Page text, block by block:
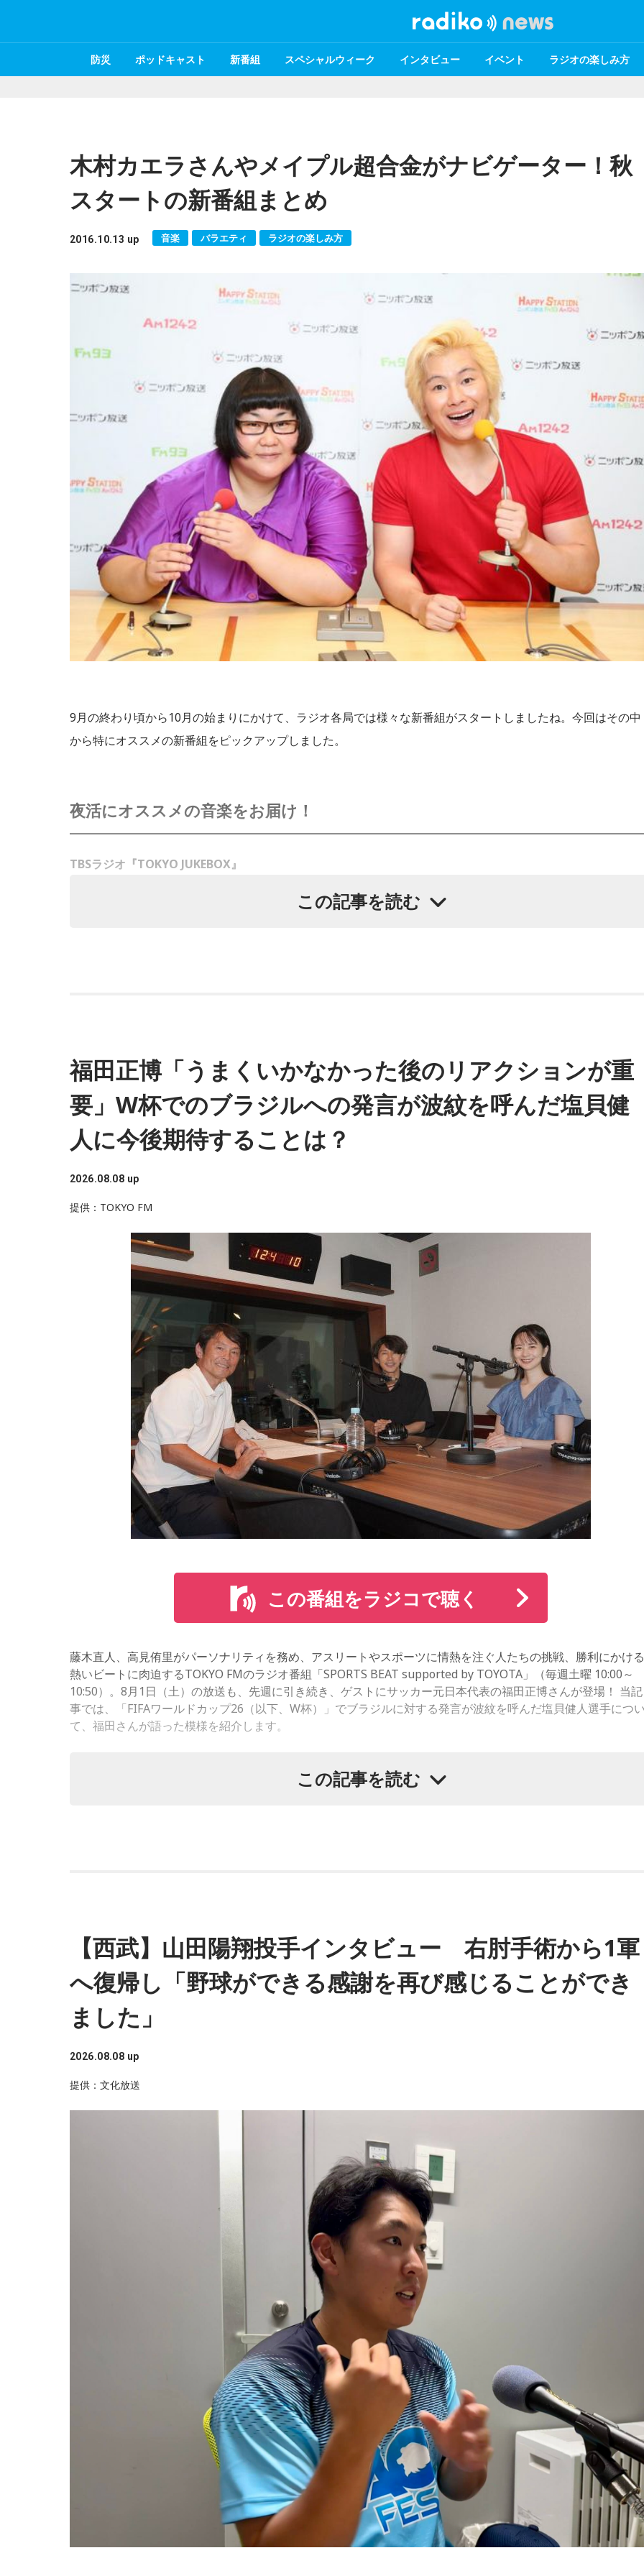
防災 ポッドキャスト 新番組 スペシャルウィーク インタビュー イベント ラジオの楽しみ方
木村カエラさんやメイプル超合金がナビゲーター！秋
スタートの新番組まとめ
2016.10.13 up 音楽 バラエティ ラジオの楽しみ方
9月の終わり頃から10月の始まりにかけて、ラジオ各局では様々な新番組がスタートしましたね。今回はその中
から特にオススメの新番組をピックアップしました。
夜活にオススメの音楽をお届け！
TBSラジオ『TOKYO JUKEBOX』
「夜空を見ながら口説くときに聴かせる曲」「夜、悩み相談してきた後輩にアドバイスと共に贈る曲」など、夜
自由な2人が台本なしで語り合う1時間
■放送日時：毎週土曜日 19時～20時
■パーソナリティ：いとうせいこう、みうらじゅん
メイプル超合金がラジオ初レギュラー！
ニッポン放送『新発見！有楽町合金』
メイプル超合金がラジオのレギュラーパーソナリティに初挑戦します。メイプル超合金らしさ溢れるトークに、
コーナー企画やリスナーとのコミュニケーションも予定しています！
■放送日時：毎週土曜日 18時～20時
■パーソナリティ：メイプル超合金 （カズレーサー、安藤なつ）
木村カエラさんと“cosmic”のように無限につながる30分
人気女性アーティストの木村カエラさんが約7年ぶりに全国ネットのFMラジオでレギュラーパーソナリティを務
めます。木村カエラさんの近況や、意外な素顔にも出会えるかもしれません！
いま聴くべきフレッシュな音楽を発掘していく新しい音楽プログラム！ 話題のアーティストからネクストブレイ
ク間違いなしのニューカマーまでいち早くチェックします。
■放送時間：月曜日～木曜日の23時30分～25時
■ナビゲーター:藤田琢己
■日替わりの出演者
頑張る女性を応援する爽やかなプログラム
ラジオ日本『Hello！I,Radio－ハロー！アイレディオ－』
この番組を聴いて気持ちのいい一日に！をコンセプトに仕事、グルメ、ファッション、お金、恋愛など身の回り
の話題や情報を素敵な音楽とともに、落ち着いた女性目線でお伝えします。
■放送日時：月曜日～木曜日 9時～11時30分
■パーソナリティ：栗原美季、夏江紘実、瀧口俊介
柴田阿弥さんがSKE48卒業後、初メインのラジオレギュラーに！
MBSラジオ『ザ・ヒットスタジオ 火曜日』
SKE48を卒業後、初メインのラジオレギュラー番組となる柴田阿弥さんとセントフォース関西所属の伊東紗冶子
この記事を読む
福田正博「うまくいかなかった後のリアクションが重
要」W杯でのブラジルへの発言が波紋を呼んだ塩貝健
人に今後期待することは？
2026.08.08 up
提供：TOKYO FM
この番組をラジコで聴く
藤木直人、高見侑里がパーソナリティを務め、アスリートやスポーツに情熱を注ぐ人たちの挑戦、勝利にかける
熱いビートに肉迫するTOKYO FMのラジオ番組「SPORTS BEAT supported by TOYOTA」（毎週土曜 10:00～
10:50）。8月1日（土）の放送も、先週に引き続き、ゲストにサッカー元日本代表の福田正博さんが登場！ 当記
事では、「FIFAワールドカップ26（以下、W杯）」でブラジルに対する発言が波紋を呼んだ塩貝健人選手につい
て、福田さんが語った模様を紹介します。
（左から）福田正博さん、藤木直人、高見侑里
◆「塩貝選手に悪意はなかった」
藤木：決勝トーナメントの相手がブラジルに決まった際、塩貝選手の言葉が切り取られて話題になったという
か、ブラジルにちょっと火をつけてしまった部分もあるのかなと思ったのですが。
福田：そうですね。塩貝選手に悪意はなかったと思いますし、素直に自分の気持ちを言っただけなのですが、そ
で、それはあまり良くなかったかなと思います。
が考えなきゃいけないことは、ブラジルに油断してもらう、隙を見せてもらうということも1つだと思っていて
去年おこなったブラジルとの親善試合では、日本が2-0から3点を取ってブラジルに勝っているんです。だけれど
も、ブラジルは対戦相手が決まったときに「オランダじゃなくて良かった」と思っていた。日本ということで、
少しでも油断してくれれば、日本にとっては好都合じゃないですか。
ただ、ブラジルの監督の立場からすると、その油断が一番危険なんです。だから、「去年の親善試合では2-0から
逆転されているんだ。メンバーは違うかもしれないけれど、日本は力があるんだぞ」と言って、油断しないよう
に警戒させる。そして、「お前ら、（日本選手が）こんなことを言ってるぞ」と塩貝選手のコメントを（起爆剤
として）使うことが可能なんですよ。そういう意味でも、利用されてしまうものを提供しないほうが良かったな
とはいえ、塩貝選手とはW杯が終わったときに違うところで会いましたけど、本当に純粋なんですよ。全然悪気
がないというか。ただ、プロの選手としてそこまで考えてコメントするべきだったかなとは思います。
でもまだ若いですから。森保監督は“リバウンドメンタリティ”という言葉をよく使いますけど、何かうまくいか
なかった後のリアクションがすごく重要で、今後そこを塩貝選手は試されるのかなと思いますし、その期待に応
えるだけのものを持っている選手だと思いますから、良いエネルギーに変えてもらいたいなと思います。
----------------------------------------------------
この日の放送をradikoタイムフリーで聴く
※放送エリア外の方は、プレミアム会員の登録でご利用いただけます。
----------------------------------------------------
番組名：SPORTS BEAT supported by TOYOTA
この記事を読む
【西武】山田陽翔投手インタビュー 右肘手術から1軍
へ復帰し「野球ができる感謝を再び感じることができ
ました」
2026.08.08 up
提供：文化放送